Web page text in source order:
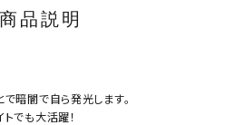
商品説明
暗闇で自ら発光します。
でも大活躍！